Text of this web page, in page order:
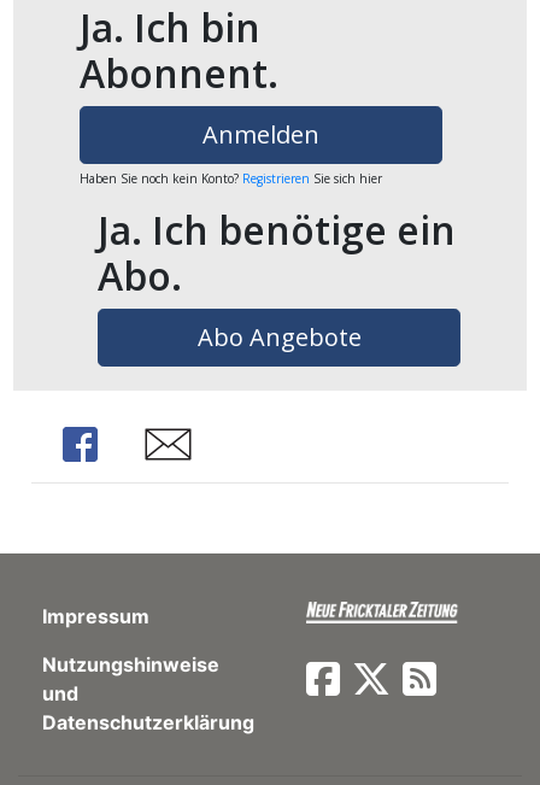
Ja. Ich bin
Abonnent.
Anmelden
Haben Sie noch kein Konto? Registrieren Sie sich hier
Ja. Ich benötige ein
Abo.
Abo Angebote
Share Share
Impressum
Nutzungshinweise
und
Datenschutzerklärung